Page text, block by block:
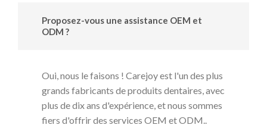
Proposez-vous une assistance OEM et
ODM ?
Oui, nous le faisons ! Carejoy est l'un des plus
grands fabricants de produits dentaires, avec
plus de dix ans d'expérience, et nous sommes
fiers d'offrir des services OEM et ODM..